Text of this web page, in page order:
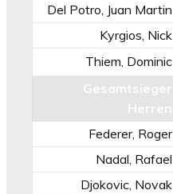
Del Potro, Juan Martin
Kyrgios, Nick
Thiem, Dominic
Gesamtsieger
Herren
Federer, Roger
Nadal, Rafael
Djokovic, Novak